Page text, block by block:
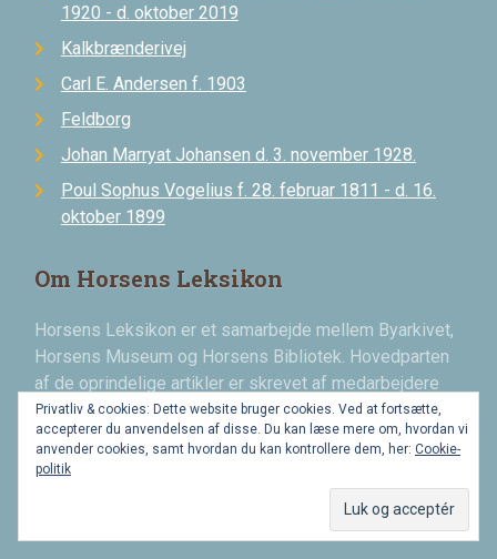
1920 - d. oktober 2019
Kalkbrænderivej
Carl E. Andersen f. 1903
Feldborg
Johan Marryat Johansen d. 3. november 1928.
Poul Sophus Vogelius f. 28. februar 1811 - d. 16.
oktober 1899
Om Horsens Leksikon
Horsens Leksikon er et samarbejde mellem Byarkivet,
Horsens Museum og Horsens Bibliotek. Hovedparten
af de oprindelige artikler er skrevet af medarbejdere
ved Byarkivet. Horsens Leksikon har fået støtte fra
Horsens Folkeblads fond og Hede Nielsens fond.Læs
mere
Privatliv & cookies: Dette website bruger cookies. Ved at fortsætte,
accepterer du anvendelsen af disse. Du kan læse mere om, hvordan vi
anvender cookies, samt hvordan du kan kontrollere dem, her: Cookie-
politik